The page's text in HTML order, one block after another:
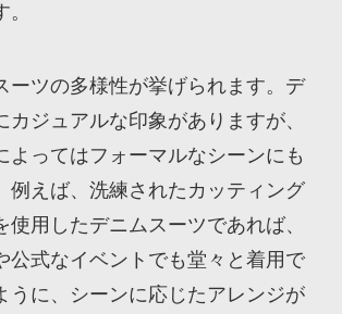
ーツの多様性が挙げられます。デ
カジュアルな印象がありますが、
よってはフォーマルなシーンにも
例えば、洗練されたカッティング
使用したデニムスーツであれば、
公式なイベントでも堂々と着用で
うに、シーンに応じたアレンジが